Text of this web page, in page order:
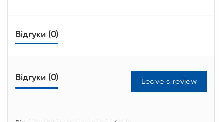
Відгуки (0)
Відгуки (0) Leave a review